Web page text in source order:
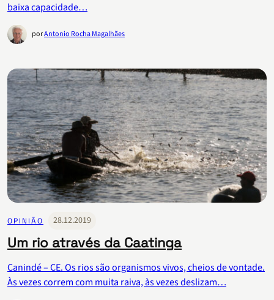
baixa capacidade…
porAntonio Rocha Magalhães
OPINIÃO 28.12.2019
Um rio através da Caatinga
Canindé – CE. Os rios são organismos vivos, cheios de vontade.
Às vezes correm com muita raiva, às vezes deslizam…